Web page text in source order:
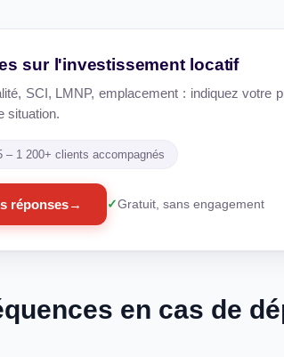
sur l'investissement locatif
SCI, LMNP, emplacement : indiquez
situation.
– 1 200+ clients accompagnés
réponses→ Gratuit, sans engagement
en cas de